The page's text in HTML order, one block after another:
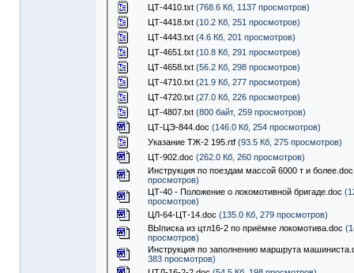
ЦТ-4410.txt (768.6 Кб, 1137 просмотров)
ЦТ-4418.txt (10.2 Кб, 251 просмотров)
ЦТ-4443.txt (4.6 Кб, 201 просмотров)
ЦТ-4651.txt (10.8 Кб, 291 просмотров)
ЦТ-4658.txt (56.2 Кб, 298 просмотров)
ЦТ-4710.txt (21.9 Кб, 277 просмотров)
ЦТ-4720.txt (27.0 Кб, 226 просмотров)
ЦТ-4807.txt (800 байт, 259 просмотров)
ЦТ-ЦЭ-844.doc (146.0 Кб, 254 просмотров)
Указание ТЖ-2 195.rtf (93.5 Кб, 275 просмотров)
ЦТ-902.doc (262.0 Кб, 260 просмотров)
Инструкция по поездам массой 6000 т и более.doc
просмотров)
ЦТ-40 - Положение о локомотивной бригаде.doc
просмотров)
ЦЛ-64-ЦТ-14.doc (135.0 Кб, 279 просмотров)
ВЫписка из цтл16-2 по приёмке локомотива.doc
просмотров)
Инструкция по заполнению маршрута
383 просмотров)